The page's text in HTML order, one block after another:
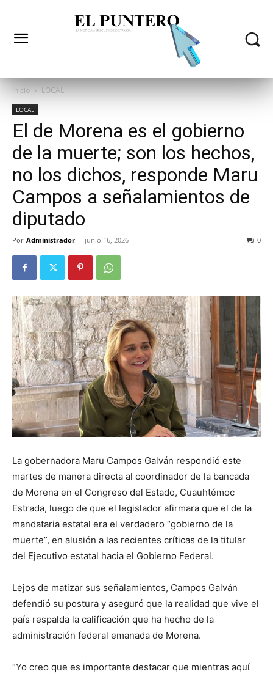
Inicio LOCAL
LOCAL
El de Morena es el gobierno
de la muerte; son los hechos,
no los dichos, responde Maru
Campos a señalamientos de
diputado
Por Administrador - junio 16, 2026 0
La gobernadora Maru Campos Galván respondió este
martes de manera directa al coordinador de la bancada
de Morena en el Congreso del Estado, Cuauhtémoc
Estrada, luego de que el legislador afirmara que el de la
mandataria estatal era el verdadero “gobierno de la
muerte”, en alusión a las recientes críticas de la titular
del Ejecutivo estatal hacia el Gobierno Federal.
Lejos de matizar sus señalamientos, Campos Galván
defendió su postura y aseguró que la realidad que vive el
país respalda la calificación que ha hecho de la
administración federal emanada de Morena.
“Yo creo que es importante destacar que mientras aquí